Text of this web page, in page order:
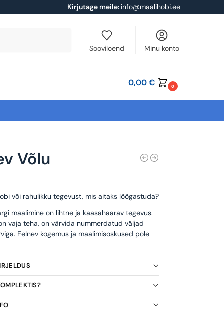
Kirjutage meile: info@maalihobi.ee
Sooviloend Minu konto
0,00€ 0
Võlu
või rahulikku tegevust, mis aitaks lõõgastuda?
maalimine on lihtne ja kaasahaarav tegevus.
vaja teha, on värvida nummerdatud väljad
Eelnev kogemus ja maalimisoskused pole